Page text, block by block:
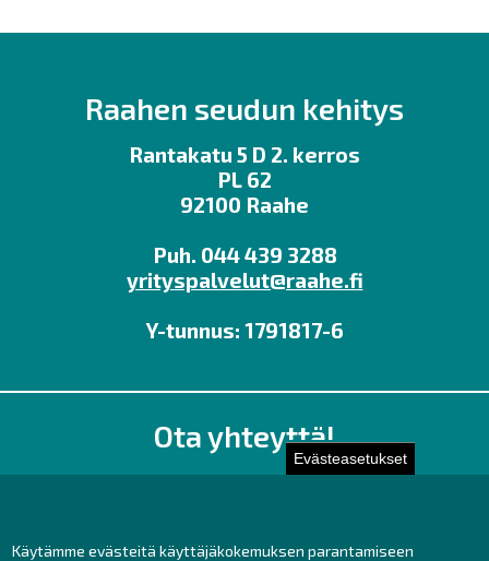
Evästeasetukset
Käytämme evästeitä käyttäjäkokemuksen parantamiseen
Raahen seudun kehitys
Rantakatu 5 D 2. kerros
PL 62
92100 Raahe
Puh. 044 439 3288
yrityspalvelut@raahe.fi
Y-tunnus: 1791817-6
Ota yhteyttä!
Toimisto